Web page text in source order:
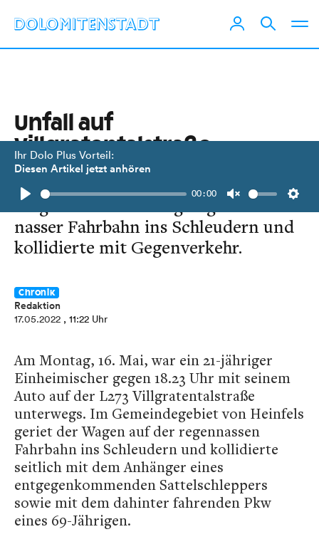
Ihr Dolo Plus Vorteil:
Diesen Artikel jetzt anhören
Play
00:00
Unmute
Unfall auf
Villgratentalstraße
forderte zwei Verletzte
Wagen eines 21-Jährigen geriet auf
nasser Fahrbahn ins Schleudern und
kollidierte mit Gegenverkehr.
Chronik
Redaktion
17.05.2022 , 11:22 Uhr
Am Montag, 16. Mai, war ein 21-jähriger
Einheimischer gegen 18.23 Uhr mit seinem
Auto auf der L273 Villgratentalstraße
unterwegs. Im Gemeindegebiet von Heinfels
geriet der Wagen auf der regennassen
Fahrbahn ins Schleudern und kollidierte
seitlich mit dem Anhänger eines
entgegenkommenden Sattelschleppers
sowie mit dem dahinter fahrenden Pkw
eines 69-Jährigen.